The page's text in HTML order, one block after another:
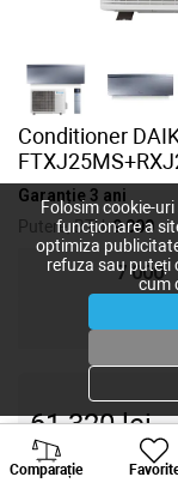
Conditioner
Garanție 3 ani
Putere, BTU:9 000
7 000
61 320lei
Comparație
Folosim cookie-
funcționare a
optimiza
refuza sau puteți
cum